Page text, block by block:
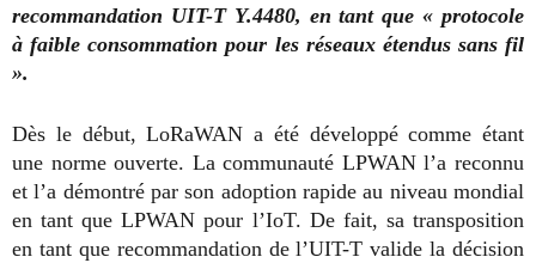
recommandation UIT-T Y.4480, en tant que « protocole
à faible consommation pour les réseaux étendus sans fil
».
Dès le début, LoRaWAN a été développé comme étant
une norme ouverte. La communauté LPWAN l’a reconnu
et l’a démontré par son adoption rapide au niveau mondial
en tant que LPWAN pour l’IoT. De fait, sa transposition
en tant que recommandation de l’UIT-T valide la décision